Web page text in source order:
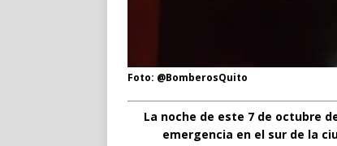
Foto: @BomberosQuito
La noche de este 7 de octubre
emergencia en el sur de la